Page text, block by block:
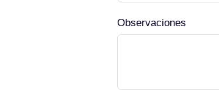
Observaciones